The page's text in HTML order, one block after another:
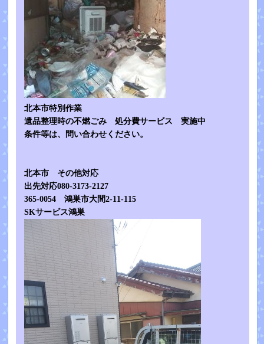
北本市特別作業
遺品整理時の不燃ごみ 処分費サービス 実施中
条件等は、問い合わせください。
北本市 その他対応
出先対応080-3173-2127
365-0054 鴻巣市大間2-11-115
SKサービス鴻巣